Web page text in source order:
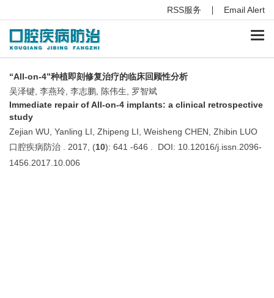
RSS服务 Email Alert
“All-on-4”种植即刻修复治疗的临床回顾性分析
吴泽键, 李燕玲, 李志鹏, 陈伟生, 罗智斌
Immediate repair of All-on-4 implants: a clinical retrospective
study
Zejian WU, Yanling LI, Zhipeng LI, Weisheng CHEN, Zhibin LUO
口腔疾病防治 . 2017, (10): 641 -646 . DOI: 10.12016/j.issn.2096-
1456.2017.10.006